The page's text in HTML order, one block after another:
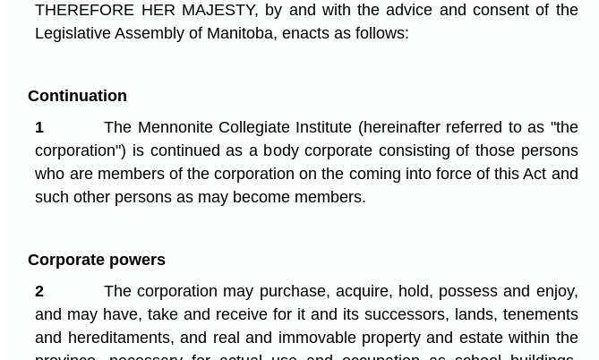
THEREFORE HER MAJESTY, by and with the advice and consent of the
Legislative Assembly of Manitoba, enacts as follows:
Continuation
1
The Mennonite Collegiate Institute (hereinafter referred to as "the
corporation") is continued as a body corporate consisting of those persons
who are members of the corporation on the coming into force of this Act and
such other persons as may become members.
Corporate powers
2
The corporation may purchase, acquire, hold, possess and enjoy,
and may have, take and receive for it and its successors, lands, tenements
and hereditaments, and real and immovable property and estate within the